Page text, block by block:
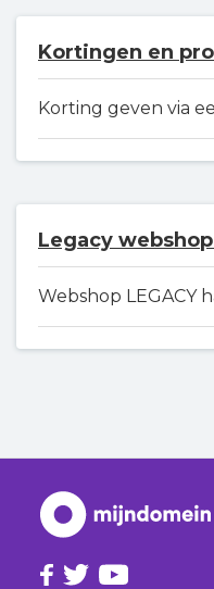
Kortingen en
Korting geven via
Legacy
Webshop LEGACY